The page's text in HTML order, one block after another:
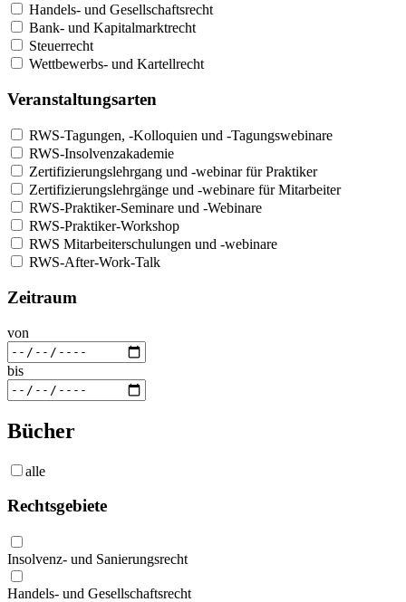
Handels- und Gesellschaftsrecht
Bank- und Kapitalmarktrecht
Steuerrecht
Wettbewerbs- und Kartellrecht
Veranstaltungsarten
RWS-Tagungen, -Kolloquien und -Tagungswebinare
RWS-Insolvenzakademie
Zertifizierungslehrgang und -webinar für Praktiker
Zertifizierungslehrgänge und -webinare für Mitarbeiter
RWS-Praktiker-Seminare und -Webinare
RWS-Praktiker-Workshop
RWS Mitarbeiterschulungen und -webinare
RWS-After-Work-Talk
Zeitraum
von
bis
Bücher
alle
Rechtsgebiete
Insolvenz- und Sanierungsrecht
Handels- und Gesellschaftsrecht